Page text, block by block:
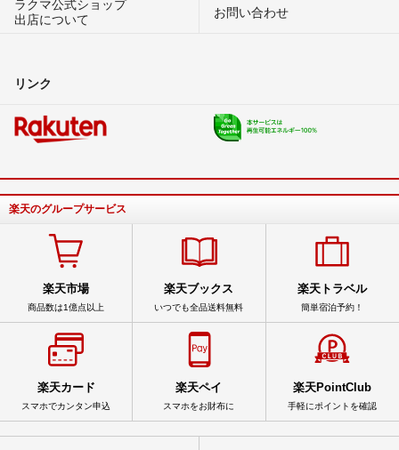
出店について
お問い合わせ
リンク
楽天のグループサービス
楽天市場
商品数は1億点以上
楽天ブックス
いつでも全品送料無料
楽天トラベル
簡単宿泊予約！
楽天カード
スマホでカンタン申込
楽天ペイ
スマホをお財布に
楽天PointClub
手軽にポイントを確認